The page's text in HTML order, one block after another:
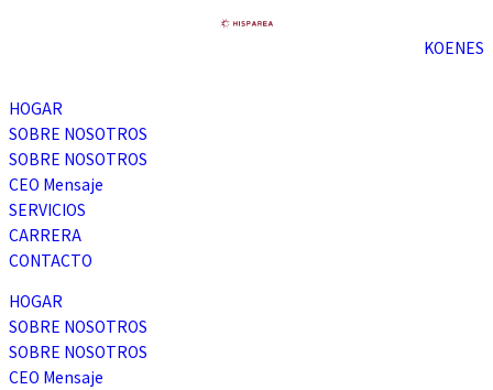
KOENES
HOGAR
SOBRE NOSOTROS
SOBRE NOSOTROS
CEO Mensaje
SERVICIOS
CARRERA
CONTACTO
HOGAR
SOBRE NOSOTROS
SOBRE NOSOTROS
CEO Mensaje